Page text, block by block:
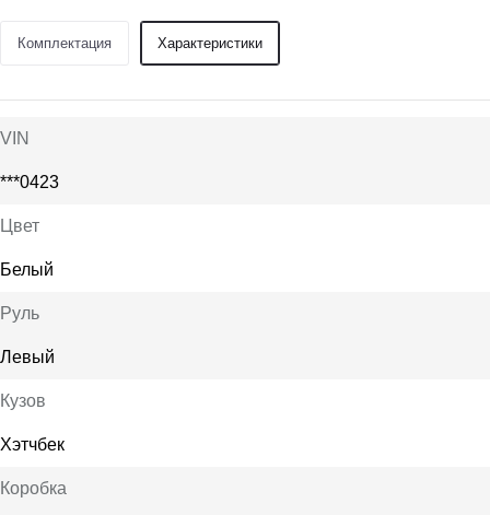
Комплектация Характеристики
VIN
***0423
Цвет
Белый
Руль
Левый
Кузов
Хэтчбек
Коробка